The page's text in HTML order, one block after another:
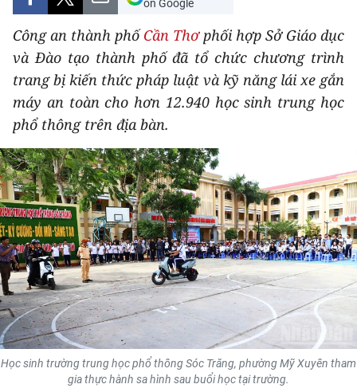
DU LỊCH
THẾ GIỚI
THỂ THAO
GIÁO DỤC
Y TẾ
KHOA HỌC - CÔNG NGHỆ
MÔI TRƯỜNG
BẠN ĐỌC
KIỂM CHỨNG THÔNG TIN
on Google
Công an thành phốCần Thơphối hợp Sở Giáo dục
và Đào tạo thành phố đã tổ chức chương trình
trang bị kiến thức pháp luật và kỹ năng lái xe gắn
máy an toàn cho hơn 12.940 học sinh trung học
phổ thông trên địa bàn.
Học sinh trường trung học phổ thông Sóc Trăng, phường Mỹ Xuyên tham
gia thực hành sa hình sau buổi học tại trường.